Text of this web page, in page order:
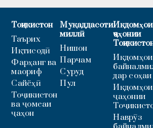
Тоҷикистон
Таърих
Иқтисодӣ
Фарҳанг ва
маориф
Сайёҳӣ
Тоҷикистон
ва ҷомеаи
ҷаҳон
Муқаддасоти
миллӣ
Нишон
Парчам
Суруд
Пул
Иқдомҳои
ҷаҳонии
Иқдомҳои
дар
Иқдомҳои
ҷаҳонии
Наврӯз